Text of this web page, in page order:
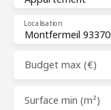
Montfermeil 93370
Localisation
Budget max (€)
Surface min (m²)